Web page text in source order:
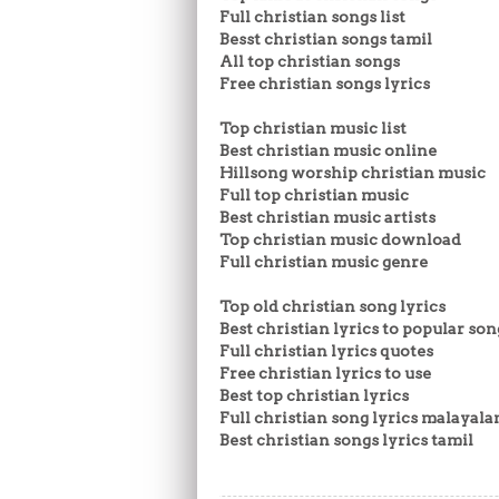
Full christian songs list
Besst christian songs tamil
All top christian songs
Free christian songs lyrics
Top christian music list
Best christian music online
Hillsong worship christian music
Full top christian music
Best christian music artists
Top christian music download
Full christian music genre
Top old christian song lyrics
Best christian lyrics to popular
Full christian lyrics quotes
Free christian lyrics to use
Best top christian lyrics
Full christian song lyrics
Best christian songs lyrics tamil